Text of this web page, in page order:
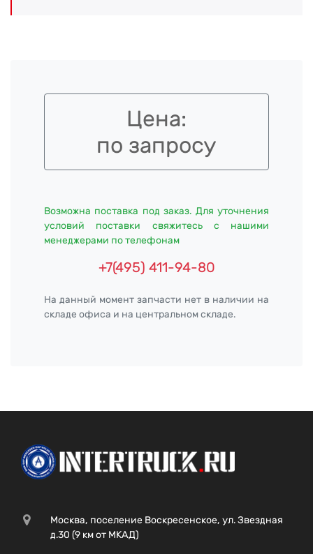
Цена:
по запросу
Возможна поставка под заказ. Для уточнения
условий поставки свяжитесь с нашими
менеджерами по телефонам
+7(495) 411-94-80
На данный момент запчасти нет в наличии на
складе офиса и на центральном складе.
Москва, поселение Воскресенское, ул. Звездная
д.30 (9 км от МКАД)